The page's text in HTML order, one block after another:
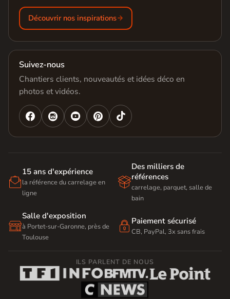
Découvrir nos inspirations
Suivez-nous
Chantiers clients, nouveautés et idées déco en
photos et vidéos.
   

15 ans d'expérience
la référence du carrelage en
ligne

Des milliers de
références
carrelage, parquet, salle de
bain

Salle d'exposition
à Portet-sur-Garonne, près de
Toulouse
 Paiement sécurisé
CB, PayPal, 3x sans frais
ILS PARLENT DE NOUS